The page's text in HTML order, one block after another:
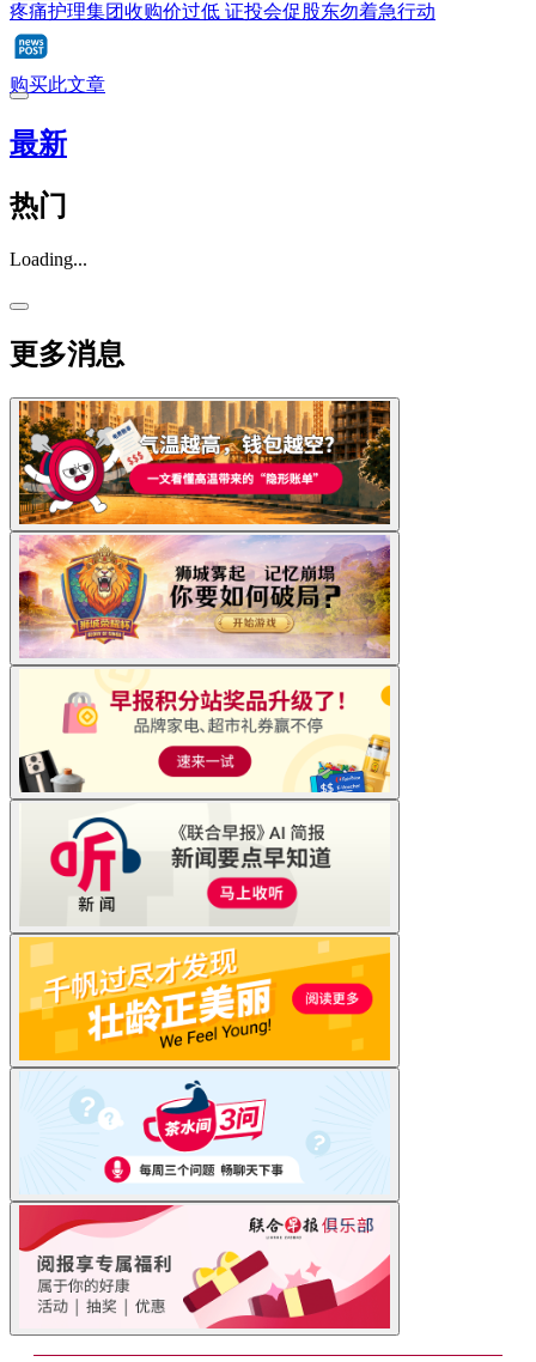
疼痛护理集团收购价过低 证投会促股东勿着急行动
购买此文章
最新
热门
Loading...
更多消息